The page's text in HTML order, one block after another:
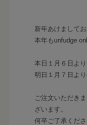
新年あけまして
本年もunfudge
本日１月６日よ
明日１月７日よ
ご注文いただき
ざいます。
何卒ご了承くださ